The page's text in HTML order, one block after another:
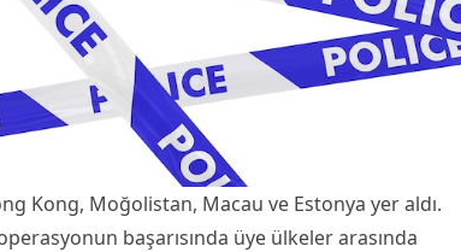
Kong, Moğolistan, Macau ve Estonya yer aldı.
başarısında üye ülkeler arasında